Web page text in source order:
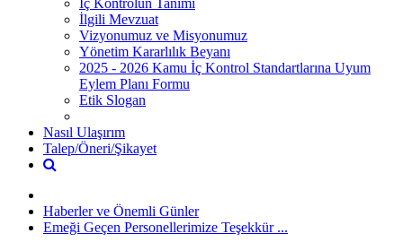
İlgili Mevzuat
Vizyonumuz ve Misyonumuz
Yönetim Kararlılık Beyanı
2025 - 2026 Kamu İç Kontrol Standartlarına Uyum
Eylem Planı Formu
Etik Slogan
Nasıl Ulaşırım
Talep/Öneri/Şikayet
Haberler ve Önemli Günler
Emeği Geçen Personellerimize Teşekkür ...